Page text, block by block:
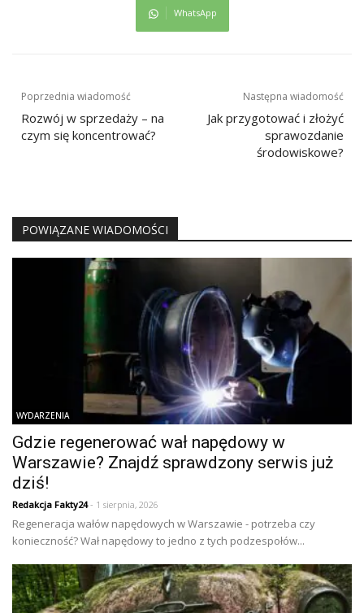
WhatsApp
Nawigacja
wpisu
Poprzednia wiadomość
Rozwój w sprzedaży – na
czym się koncentrować?
Następna wiadomość
Jak przygotować i złożyć
sprawozdanie
środowiskowe?
POWIĄZANE WIADOMOŚCI
WYDARZENIA
Gdzie regenerować wał napędowy w
Warszawie? Znajdź sprawdzony serwis już
dziś!
Redakcja Fakty24- 1 sierpnia, 2026
Regeneracja wałów napędowych w Warszawie - potrzeba czy
konieczność? Wał napędowy to jedno z tych podzespołów...